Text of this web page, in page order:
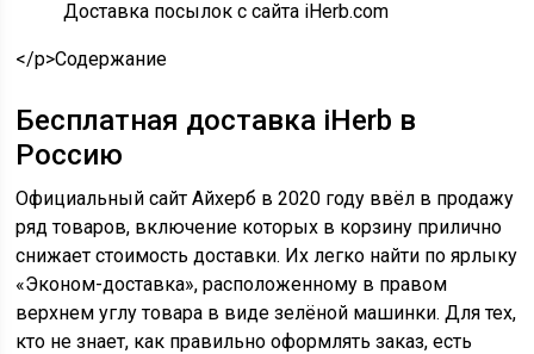
Доставка посылок с сайта iHerb.com
</p>Содержание
Бесплатная доставка iHerb в
Россию
Официальный сайт Айхерб в 2020 году ввёл в продажу
ряд товаров, включение которых в корзину прилично
снижает стоимость доставки. Их легко найти по ярлыку
«Эконом-доставка», расположенному в правом
верхнем углу товара в виде зелёной машинки. Для тех,
кто не знает, как правильно оформлять заказ, есть